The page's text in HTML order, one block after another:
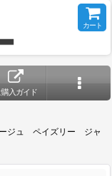
カート
購入ガイド
ジュ ペイズリー ジャ